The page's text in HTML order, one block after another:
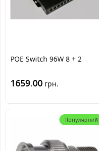
POE Switch 96W 8 + 2
1659.00 грн.
Популярний